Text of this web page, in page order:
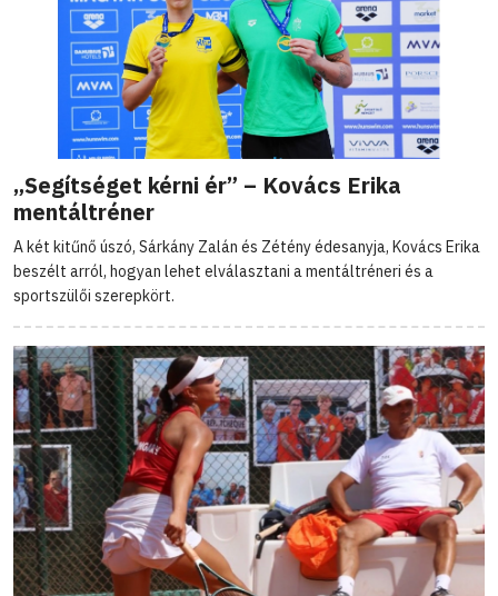
„Segítséget kérni ér” – Kovács Erika
mentáltréner
A két kitűnő úszó, Sárkány Zalán és Zétény édesanyja, Kovács Erika
beszélt arról, hogyan lehet elválasztani a mentáltréneri és a
sportszülői szerepkört.